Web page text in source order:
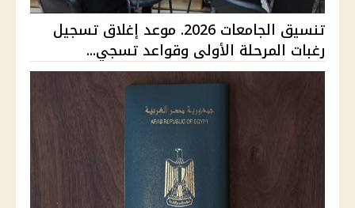
تنسيق الجامعات 2026. موعد إغلاق تسجيل
رغبات المرحلة الأولى وقواعد تسجي...